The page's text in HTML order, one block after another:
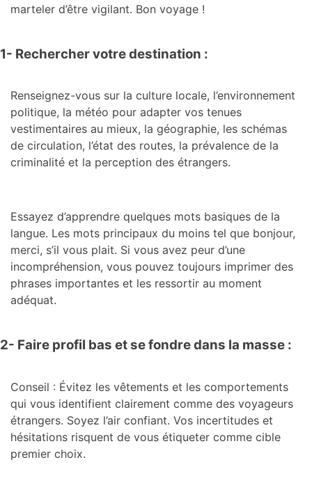
marteler d’être vigilant. Bon voyage !
1- Rechercher votre destination :
Renseignez-vous sur la culture locale, l’environnement
politique, la météo pour adapter vos tenues
vestimentaires au mieux, la géographie, les schémas
de circulation, l’état des routes, la prévalence de la
criminalité et la perception des étrangers.
Essayez d’apprendre quelques mots basiques de la
langue. Les mots principaux du moins tel que bonjour,
merci, s’il vous plait. Si vous avez peur d’une
incompréhension, vous pouvez toujours imprimer des
phrases importantes et les ressortir au moment
adéquat.
2- Faire profil bas et se fondre dans la masse :
Conseil : Évitez les vêtements et les comportements
qui vous identifient clairement comme des voyageurs
étrangers. Soyez l’air confiant. Vos incertitudes et
hésitations risquent de vous étiqueter comme cible
premier choix.